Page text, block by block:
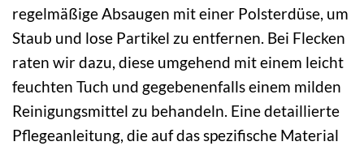
regelmäßige Absaugen mit einer Polsterdüse, um
Staub und lose Partikel zu entfernen. Bei Flecken
raten wir dazu, diese umgehend mit einem leicht
feuchten Tuch und gegebenenfalls einem milden
Reinigungsmittel zu behandeln. Eine detaillierte
Pflegeanleitung, die auf das spezifische Material